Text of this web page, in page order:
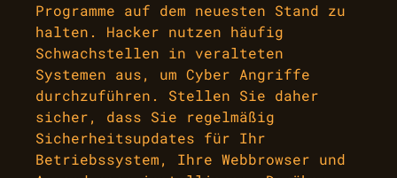
Programme auf dem neuesten Stand zu
halten. Hacker nutzen häufig
Schwachstellen in veralteten
Systemen aus, um Cyber Angriffe
durchzuführen. Stellen Sie daher
sicher, dass Sie regelmäßig
Sicherheitsupdates für Ihr
Betriebssystem, Ihre Webbrowser und